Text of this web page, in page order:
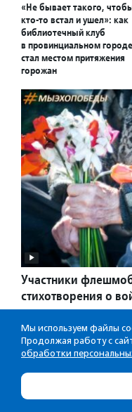
«Не бывает такого,
кто-то встал и ушел»: как
библиотечный клуб
в провинциальном городе
стал местом притяжения
горожан
Участники
стихотворения о
РЕКОМЕНДУЕМ
Мы используем файлы
Продолжая работу с
обработки